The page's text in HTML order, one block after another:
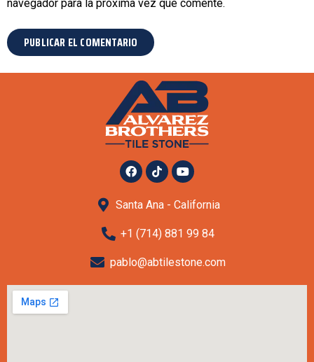
navegador para la próxima vez que comente.
Santa Ana - California
+1 (714) 881 99 84
pablo@abtilestone.com